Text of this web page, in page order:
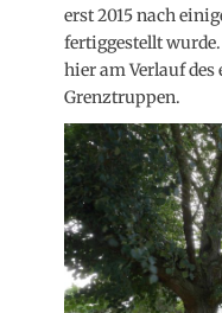
erst 2015 nach
fertiggestellt
hier am Verlauf des
Grenztruppen.